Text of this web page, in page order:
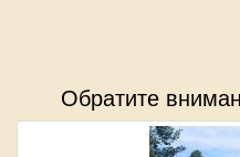
Обратите